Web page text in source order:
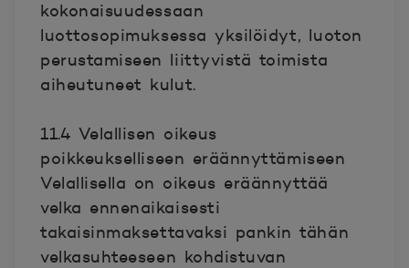
kokonaisuudessaan
luottosopimuksessa yksilöidyt, luoton
perustamiseen liittyvistä toimista
aiheutuneet kulut.
11.4 Velallisen oikeus
poikkeukselliseen eräännyttämiseen
Velallisella on oikeus eräännyttää
velka ennenaikaisesti
takaisinmaksettavaksi pankin tähän
velkasuhteeseen kohdistuvan